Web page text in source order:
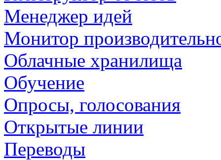
Менеджер идей
Монитор
Облачные хранилища
Обучение
Опросы, голосования
Открытые линии
Переводы